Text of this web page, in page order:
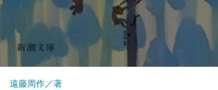
遠藤周作／著